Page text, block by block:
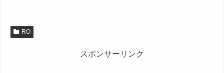
RO
スポンサーリンク